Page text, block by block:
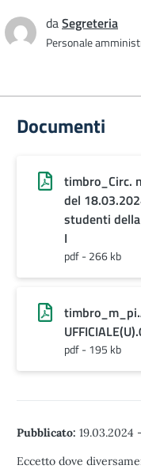
daSegreteria
Personale
Documenti
timbro_Circ.
del
studenti
I
pdf - 266 kb
pdf - 195 kb
Pubblicato: 19.03.2024 -
Eccetto dove